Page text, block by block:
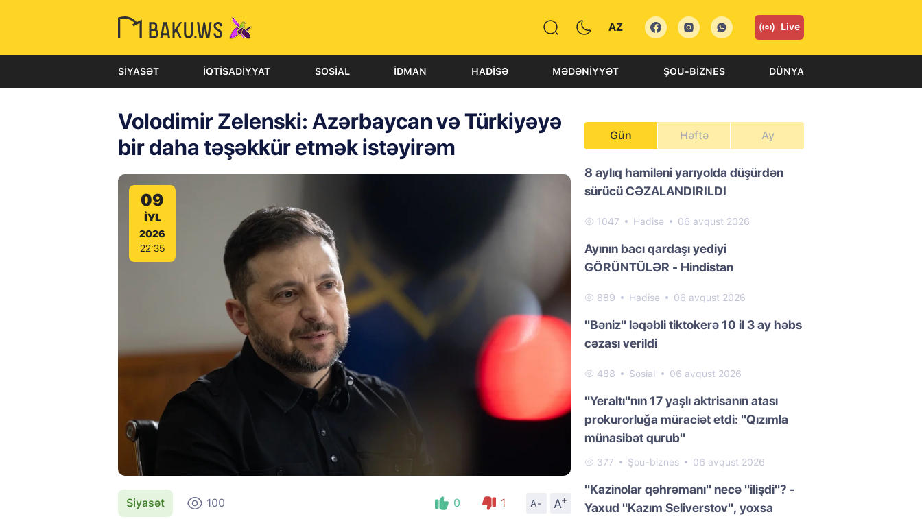
AZ Live
SIYASƏT İQTISADIYYAT SOSIAL İDMAN HADISƏ MƏDƏNIYYƏT ŞOU-BIZNES DÜNYA
Volodimir Zelenski: Azərbaycan və Türkiyəyə
bir daha təşəkkür etmək istəyirəm
09
IYL
2026
22:35
Siyasət 100 0 1 A- A
+
Gün Həftə Ay
8 aylıq hamiləni yarıyolda düşürdən
sürücü CƏZALANDIRILDI
1047 Hadisə 06 avqust 2026
Ayının bacı qardaşı yediyi
GÖRÜNTÜLƏR - Hindistan
889 Hadisə 06 avqust 2026
"Bəniz" ləqəbli tiktokerə 10 il 3 ay həbs
cəzası verildi
488 Sosial 06 avqust 2026
"Yeraltı"nın 17 yaşlı aktrisanın atası
prokurorluğa müraciət etdi: "Qızımla
münasibət qurub"
377 Şou-biznes 06 avqust 2026
"Kazinolar qəhrəmanı" necə "ilişdi"? -
Yaxud "Kazım Seliverstov", yoxsa